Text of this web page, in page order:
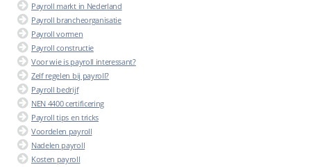
Payroll markt in Nederland
Payroll brancheorganisatie
Payroll vormen
Payroll constructie
Voor wie is payroll interessant?
Zelf regelen bij payroll?
Payroll bedrijf
NEN 4400 certificering
Payroll tips en tricks
Voordelen payroll
Nadelen payroll
Kosten payroll